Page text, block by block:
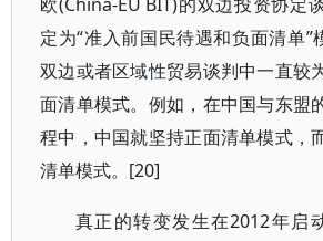
定为“准入前国民待遇和负面清单”
双边或者区域性贸易谈判中一直较
面清单模式。例如，在中国与东盟
程中，中国就坚持正面清单模式，
清单模式。[20]
真正的转变发生在2012年启